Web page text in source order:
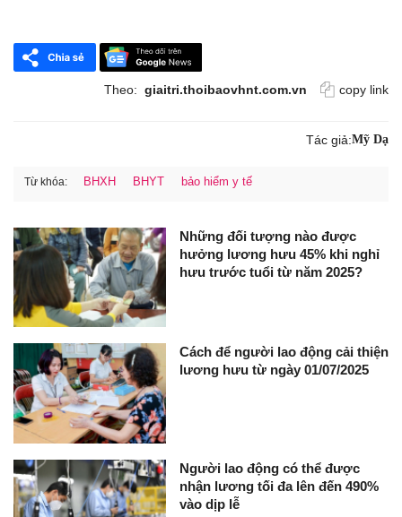
Theo: giaitri.thoibaovhnt.com.vn copy link
Tác giả:Mỹ Dạ
Từ khóa: BHXH BHYT bảo hiểm y tế
Những đối tượng nào được
hưởng lương hưu 45% khi nghỉ
hưu trước tuổi từ năm 2025?
Cách để người lao động cải thiện
lương hưu từ ngày 01/07/2025
Người lao động có thể được
nhận lương tối đa lên đến 490%
vào dịp lễ